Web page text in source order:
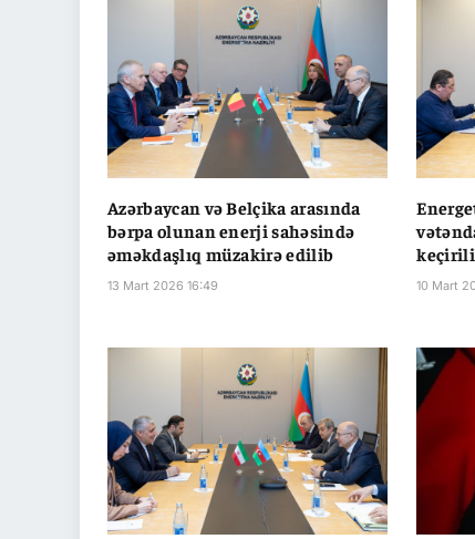
Azərbaycan və Belçika arasında
bərpa olunan enerji sahəsində
əməkdaşlıq müzakirə edilib
13 Mart 2026 16:49 10 Mart